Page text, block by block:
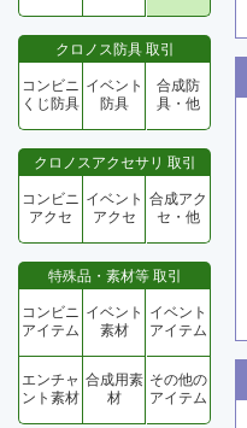
クロノス防具 取引
コンビニ
くじ防具
イベント
防具
合成防
具・他
クロノスアクセサリ 取引
コンビニ
アクセ
イベント
アクセ
合成アク
セ・他
特殊品・素材等 取引
コンビニ
アイテム
イベント
素材
イベント
アイテム
エンチャ
ント素材
合成用素
材
その他の
アイテム